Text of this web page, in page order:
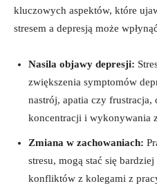
kluczowych ‍aspektów, ‌które
stresem‌ a depresją może‍
Nasila objawy depresji:
⁢zwiększenia symptomów
nastrój, apatia czy
koncentracji i ⁤wykonywania
Zmiana w zachowaniach:
stresu, mogą stać się
‌konfliktów z kolegami z